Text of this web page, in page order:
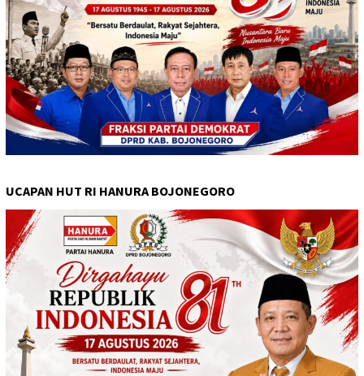
UCAPAN HUT RI HANURA BOJONEGORO